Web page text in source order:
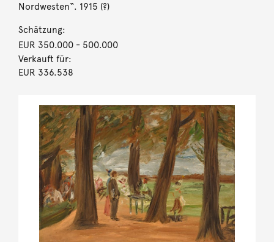
Nordwesten“. 1915 (?)
Schätzung:
EUR 350.000- 500.000
Verkauft für:
EUR 336.538